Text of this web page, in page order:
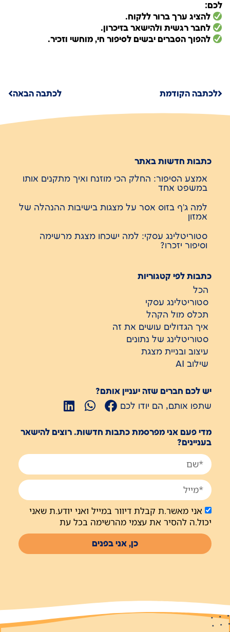
לכם:
להציג ערך ברור ללקוח.
לחבר רגשית ולהישאר בזיכרון.
להפוך הסברים יבשים לסיפור חי, מוחשי וזכיר.
לכתבה הקודמת לכתבה הבאה
כתבות חדשות באתר
אמצע הסיפור: החלק הכי מוזנח ואיך מתקנים אותו
במשפט אחד
למה ג'ף בזוס אסר על מצגות בישיבות ההנהלה של
אמזון
סטוריטלינג עסקי: למה ישכחו מצגת מרשימה
וסיפור יזכרו?
כתבות לפי קטגוריות
הכל
סטוריטלינג עסקי
תכלס מול הקהל
איך הגדולים עושים את זה
סטוריטלינג של נתונים
עיצוב ובניית מצגת
שילוב AI
יש לכם חברים שזה יעניין אותם?
שתפו אותם, הם יודו לכם
מדי פעם אני מפרסמת כתבות חדשות. רוצים להישאר
בעניינים?
אני מאשר.ת קבלת דיוור במייל ואני יודע.ת שאני
יכול.ה להסיר את עצמי מהרשימה בכל עת
כן, אני בפנים